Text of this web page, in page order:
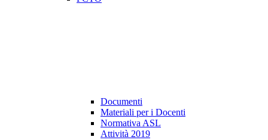
Documenti
Materiali per i Docenti
Normativa ASL
Attività 2019